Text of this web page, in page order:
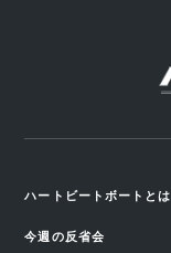
ハートビートボートとは
今週の反省会